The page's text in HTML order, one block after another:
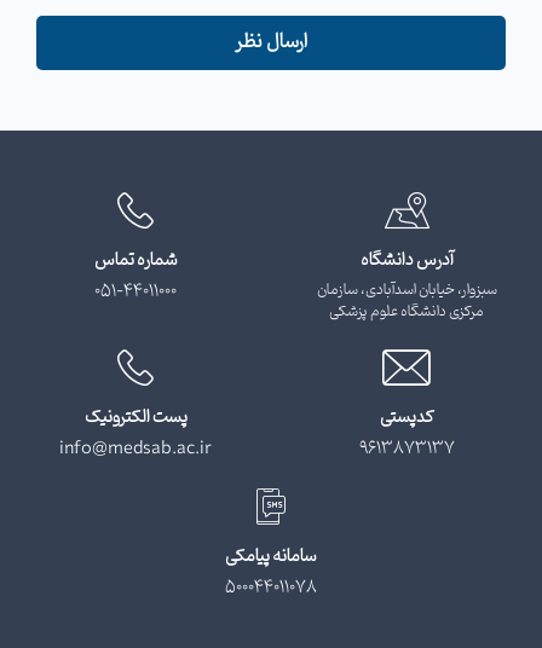
ارسال نظر
آدرس دانشگاه
سبزوار، خیابان اسدآبادی، سازمان
مرکزی دانشگاه علوم پزشکی
شماره تماس
051-44011000
کدپستی
9613873137
پست الکترونیک
info@medsab.ac.ir
سامانه پیامکی
500044011078